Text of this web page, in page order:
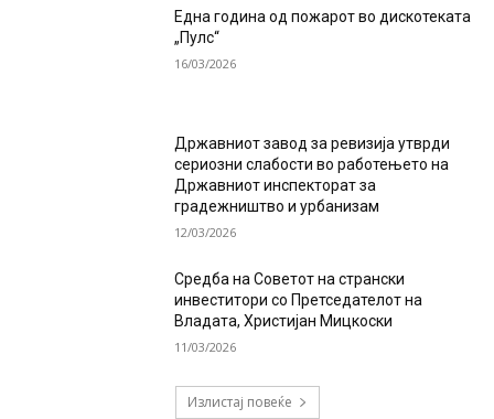
Една година од пожарот во дискотеката
„Пулс“
16/03/2026
Државниот завод за ревизија утврди
сериозни слабости во работењето на
Државниот инспекторат за
градежништво и урбанизам
12/03/2026
Средба на Советот на странски
инвеститори со Претседателот на
Владата, Христијан Мицкоски
11/03/2026
Излистај повеќе